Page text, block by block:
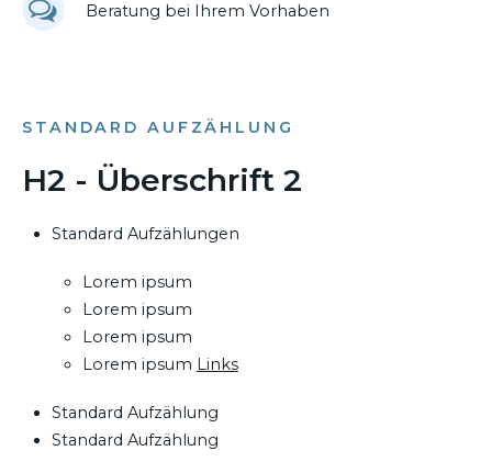
Beratung bei Ihrem Vorhaben
STANDARD AUFZÄHLUNG
H2 - Überschrift 2
Standard Aufzählungen
Lorem ipsum
Lorem ipsum
Lorem ipsum
Lorem ipsum Links
Standard Aufzählung
Standard Aufzählung